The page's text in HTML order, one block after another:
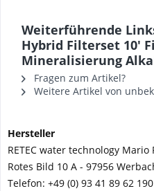
Weiterführende
Hybrid Filterset 10'
Mineralisierung
Fragen zum Artikel?
Weitere Artikel von
Hersteller
RETEC water technology Mario
Rotes Bild 10 A - 97956
Telefon: +49 (0) 93 41 89 62